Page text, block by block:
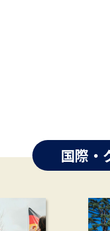
国際・